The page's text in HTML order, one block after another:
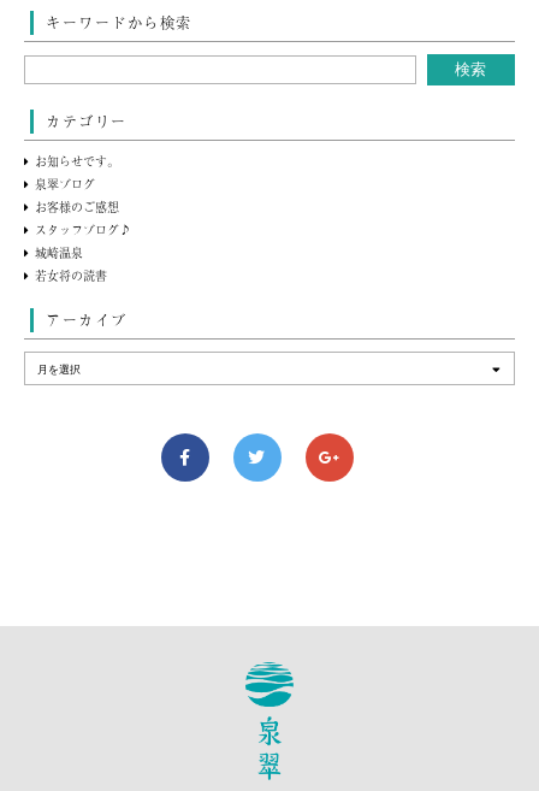
キーワードから検索
カテゴリー
お知らせです。
泉翠ブログ
お客様のご感想
スタッフブログ♪
城崎温泉
若女将の読書
アーカイブ